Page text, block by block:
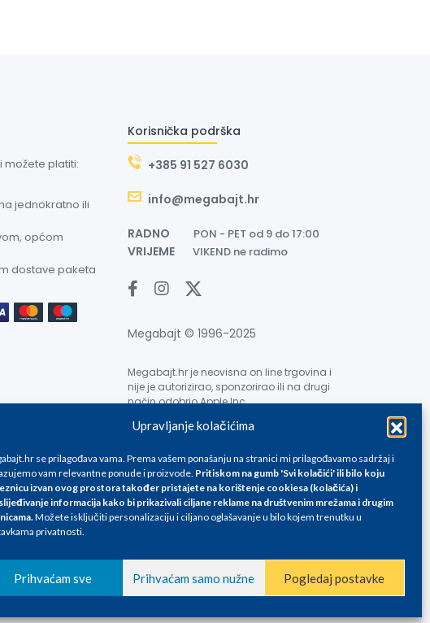
Upravljanje kolačićima
se prilagođava vama. Prema vašem ponašanju na stranici mi prilagođavamo sadržaj i
vam relevantne ponude i proizvode. Pritiskom na gumb 'Svi kolačići' ili bilo koju
izvan ovog prostora također pristajete na korištenje cookiesa (kolačića) i
informacija kako bi prikazivali ciljane reklame na društvenim mrežama i drugim
.Možete isključiti personalizaciju i ciljano oglašavanje u bilo kojem trenutku u
privatnosti.
Prihvaćam sve Prihvaćam samo nužne Pogledaj postavke
možete platiti:
jednokratno ili
općom
dostave paketa
Korisnička podrška
+385 91 527 6030
info@megabajt.hr
RADNO PON - PET od 9 do 17:00
VRIJEME VIKEND ne radimo
Megabajt © 1996-2025
Megabajt.hr je neovisna on line trgovina i
nije je autorizirao, sponzorirao ili na drugi
način odobrio Apple Inc.
Sve cijene su informativnog karaktera i podložne su promjenama, a
su iskazane isključivo za kupovinu putem webshop-a i mogu
opis i sliku. Unatoč tome, ne možemo garantirati da su svi
proizvoda, greške prilikom štampanja te promjene cijena.